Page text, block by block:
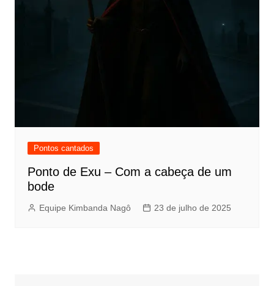
Pontos cantados
Ponto de Exu – Com a cabeça de um
bode
Equipe Kimbanda Nagô 23 de julho de 2025